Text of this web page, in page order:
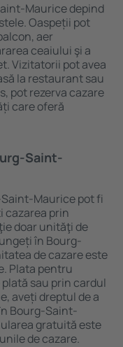
Maurice depind
Oaspeții pot
aer
ceaiului şi a
Vizitatorii pot avea
la restaurant sau
pot rezerva cazare
care oferă
Saint-
Maurice pot fi
cazarea prin
doar unităţi de
în Bourg-
de cazare este
Plata pentru
sau prin cardul
aveți dreptul de a
Bourg-Saint-
gratuită este
de cazare.